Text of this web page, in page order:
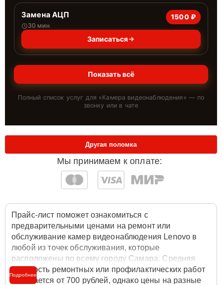
Замена АЦП
30 мин
1500 ₽
Записаться
Показать всё
Полный список услуг для «Камера видеонаблюдения » — по
звонку или в чате
Мы принимаем к оплате:
Другая поломка
Прайс-лист поможет ознакомиться с
предварительными ценами на ремонт или
обслуживание камер видеонаблюдения Lenovo в
любой из точек обслуживания, которые
расположены по всему городу Самара. Средняя
стоимость ремонтных или профилактических работ
начинается от 700 рублей, однако цены на разные
Подробнее